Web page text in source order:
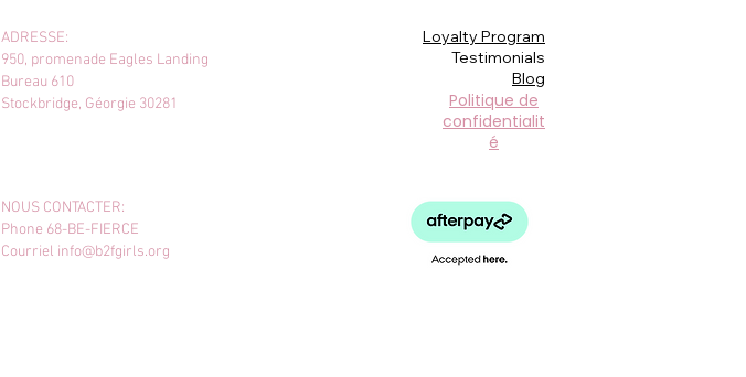
ADRESSE:
950, promenade Eagles Landing
Bureau 610
Stockbridge, Géorgie 30281
Loyalty Program
Testimonials
Blog
Politique de
confidentialit
é
NOUS CONTACTER:
Phone 68-BE-FIERCE
Courriel info@b2fgirls.org